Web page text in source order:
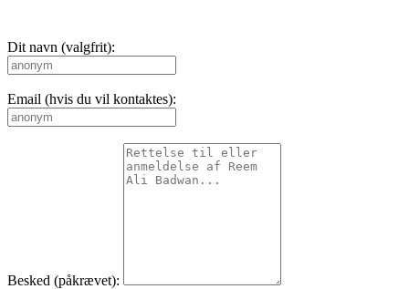
Dit navn (valgfrit):
Email (hvis du vil kontaktes):
Besked (påkrævet):